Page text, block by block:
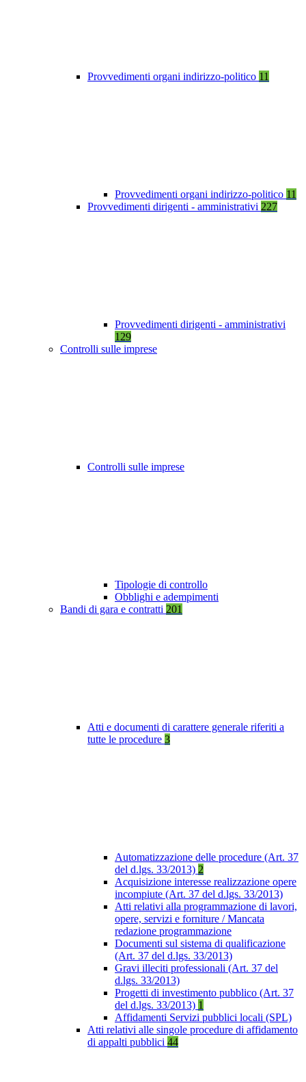
Provvedimenti organi indirizzo-politico 11
Provvedimenti organi indirizzo-politico 11
Provvedimenti dirigenti - amministrativi 227
Provvedimenti dirigenti - amministrativi
129
Controlli sulle imprese
Controlli sulle imprese
Tipologie di controllo
Obblighi e adempimenti
Bandi di gara e contratti 201
Atti e documenti di carattere generale riferiti a
tutte le procedure 3
Automatizzazione delle procedure (Art. 37
del d.lgs. 33/2013) 2
Acquisizione interesse realizzazione opere
incompiute (Art. 37 del d.lgs. 33/2013)
Atti relativi alla programmazione di lavori,
opere, servizi e forniture / Mancata
redazione programmazione
Documenti sul sistema di qualificazione
(Art. 37 del d.lgs. 33/2013)
Gravi illeciti professionali (Art. 37 del
d.lgs. 33/2013)
Progetti di investimento pubblico (Art. 37
del d.lgs. 33/2013) 1
Affidamenti Servizi pubblici locali (SPL)
Atti relativi alle singole procedure di affidamento
di appalti pubblici 44